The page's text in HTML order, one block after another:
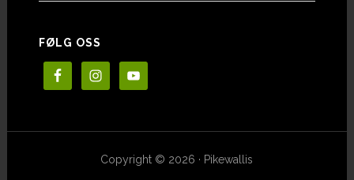
FØLG OSS
Copyright © 2026 · Pikewallis